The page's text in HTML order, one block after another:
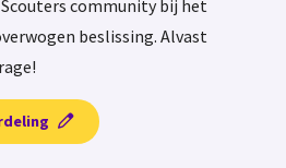
Scouters community bij het
beslissing. Alvast